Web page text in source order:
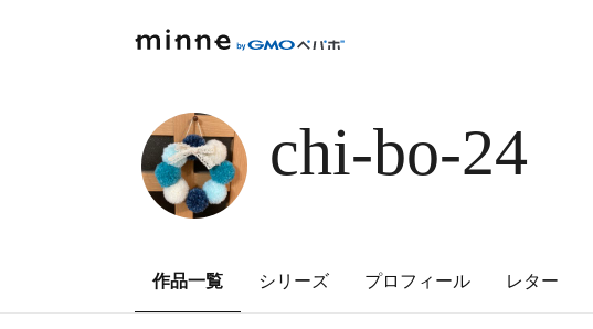
chi-bo-24
作品一覧 シリーズ プロフィール レター